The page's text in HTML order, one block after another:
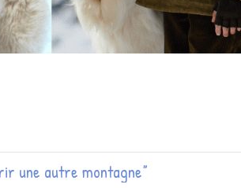
une autre montagne”